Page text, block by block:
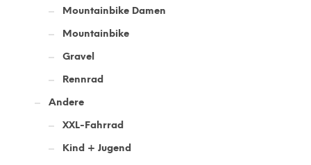
Mountainbike Damen
Mountainbike
Gravel
Rennrad
Andere
XXL-Fahrrad
Kind + Jugend